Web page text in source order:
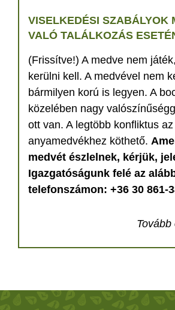
VISELKEDÉSI SZABÁLYOK
VALÓ TALÁLKOZÁS
(Frissítve!) A medve nem
kerülni kell. A medvével nem
bármilyen korú is legyen. A
közelében nagy
ott van. A legtöbb konfliktus az
anyamedvékhez köthető.
medvét észlelnek, kérjük,
Igazgatóságunk felé az
telefonszámon: +36 30 861-